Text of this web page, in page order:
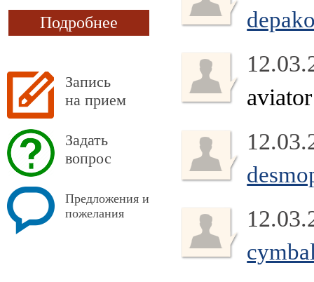
Подробнее
Запись
на прием
Задать
вопрос
Предложения и
пожелания